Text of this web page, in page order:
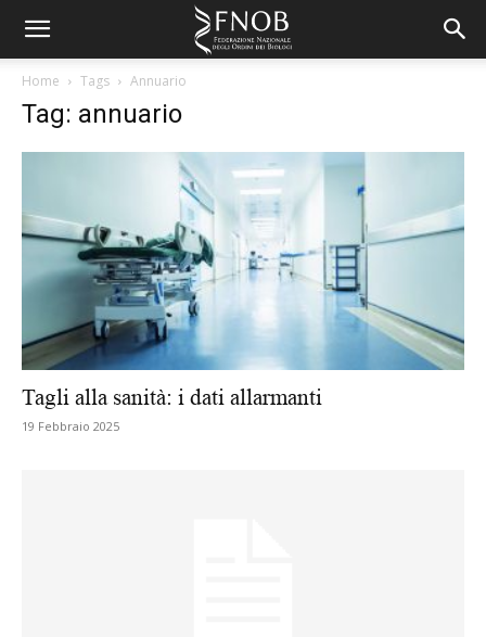
Home Tags Annuario
Tag: annuario
Tagli alla sanità: i dati allarmanti
19 Febbraio 2025